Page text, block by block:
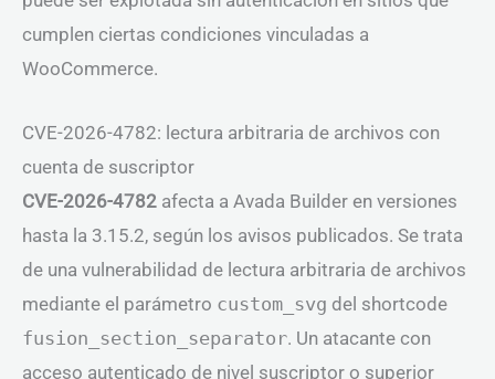
cumplen ciertas condiciones vinculadas a
WooCommerce.
CVE-2026-4782: lectura arbitraria de archivos con
cuenta de suscriptor
CVE-2026-4782 afecta a Avada Builder en versiones
hasta la 3.15.2, según los avisos publicados. Se trata
de una vulnerabilidad de lectura arbitraria de archivos
mediante el parámetro custom_svg del shortcode
fusion_section_separator. Un atacante con
acceso autenticado de nivel suscriptor o superior